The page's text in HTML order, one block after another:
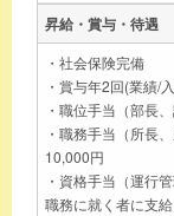
昇給・賞与・待遇
・社会保険完備
・賞与年2回(業績/
・職位手当（部長
・職務手当（所長
10,000円
・資格手当（運行
職務に就く者に支給